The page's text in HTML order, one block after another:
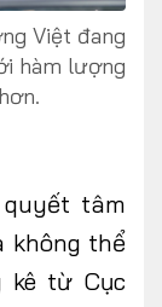
Việt đang
hàm lượng
tâm
không thể
kê từ Cục